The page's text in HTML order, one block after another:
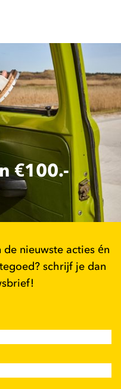
€100.-
nieuwste acties én
schrijf je dan